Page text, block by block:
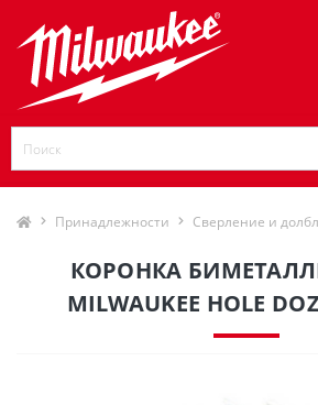
Принадлежности Сверление и
КОРОНКА
MILWAUKEE HOLE